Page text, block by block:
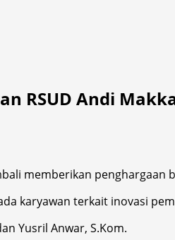
RSUD Andi
memberikan penghargaan
karyawan terkait inovasi
Yusril Anwar, S.Kom.